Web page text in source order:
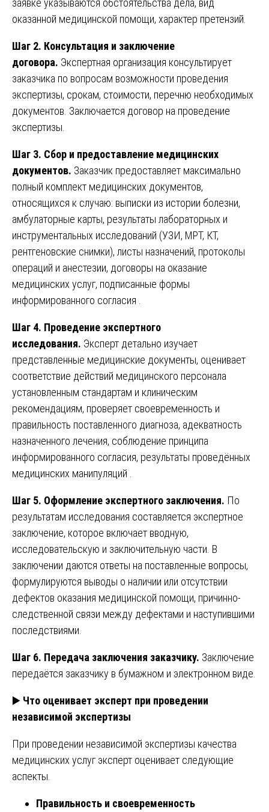
заявке указываются обстоятельства дела, вид
оказанной медицинской помощи, характер претензий.
Шаг 2. Консультация и заключение
договора. Экспертная организация консультирует
заказчика по вопросам возможности проведения
экспертизы, срокам, стоимости, перечню необходимых
документов. Заключается договор на проведение
экспертизы.
Шаг 3. Сбор и предоставление медицинских
документов. Заказчик предоставляет максимально
полный комплект медицинских документов,
относящихся к случаю: выписки из истории болезни,
амбулаторные карты, результаты лабораторных и
инструментальных исследований (УЗИ, МРТ, КТ,
рентгеновские снимки), листы назначений, протоколы
операций и анестезии, договоры на оказание
медицинских услуг, подписанные формы
информированного согласия .
Шаг 4. Проведение экспертного
исследования. Эксперт детально изучает
представленные медицинские документы, оценивает
соответствие действий медицинского персонала
установленным стандартам и клиническим
рекомендациям, проверяет своевременность и
правильность поставленного диагноза, адекватность
назначенного лечения, соблюдение принципа
информированного согласия, результаты проведённых
медицинских манипуляций .
Шаг 5. Оформление экспертного заключения. По
результатам исследования составляется экспертное
заключение, которое включает вводную,
исследовательскую и заключительную части. В
заключении даются ответы на поставленные вопросы,
формулируются выводы о наличии или отсутствии
дефектов оказания медицинской помощи, причинно-
следственной связи между дефектами и наступившими
последствиями.
Шаг 6. Передача заключения заказчику. Заключение
передаётся заказчику в бумажном и электронном виде.
▶️ Что оценивает эксперт при проведении
независимой экспертизы
При проведении независимой экспертизы качества
медицинских услуг эксперт оценивает следующие
аспекты.
Правильность и своевременность